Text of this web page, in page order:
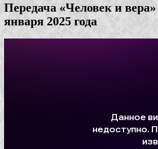
Передача «Человек и вера»
января 2025 года